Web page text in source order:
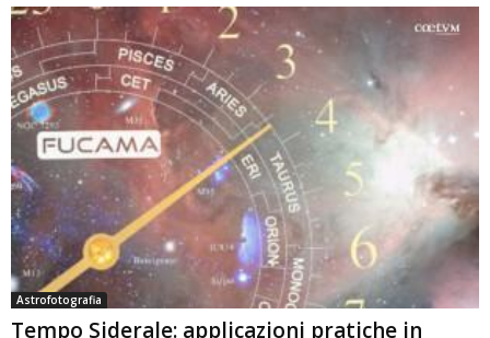
Astrofotografia
Tempo Siderale: applicazioni pratiche in